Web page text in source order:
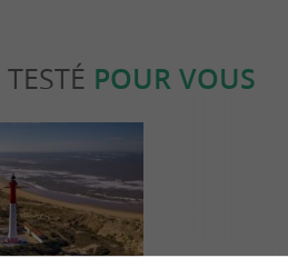
POUR VOUS